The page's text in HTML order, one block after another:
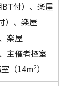
付）、楽屋
、楽屋
楽屋
催者控室
（14m2）